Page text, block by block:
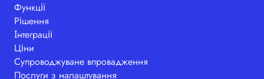
Функції
Рішення
Інтеграції
Ціни
Супроводжуване впровадження
Послуги з налаштування